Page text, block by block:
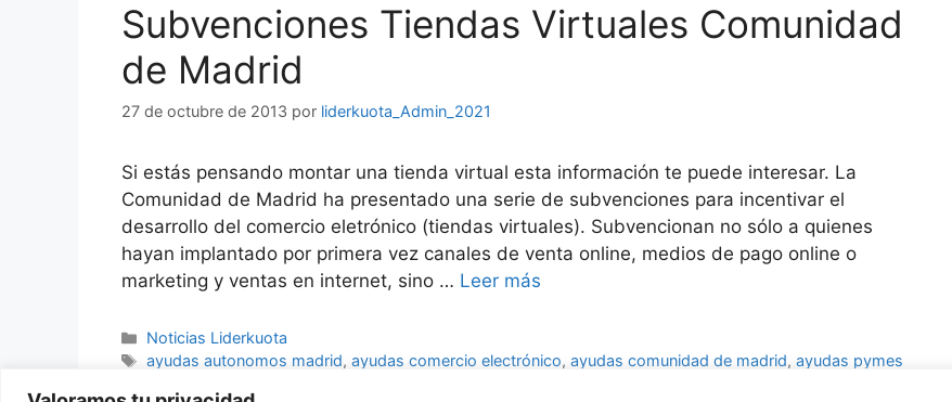
Subvenciones Tiendas Virtuales Comunidad
de Madrid
27 de octubre de 2013 por liderkuota_Admin_2021
Si estás pensando montar una tienda virtual esta información te puede interesar. La
Comunidad de Madrid ha presentado una serie de subvenciones para incentivar el
desarrollo del comercio eletrónico (tiendas virtuales). Subvencionan no sólo a quienes
hayan implantado por primera vez canales de venta online, medios de pago online o
marketing y ventas en internet, sino … Leer más
Categorías
Noticias Liderkuota
Etiquetas
ayudas autonomos madrid,ayudas comercio electrónico,ayudas comunidad de madrid,ayudas pymes